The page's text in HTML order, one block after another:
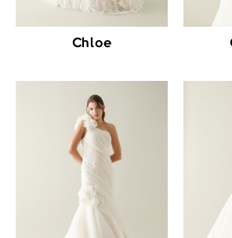
Chloe